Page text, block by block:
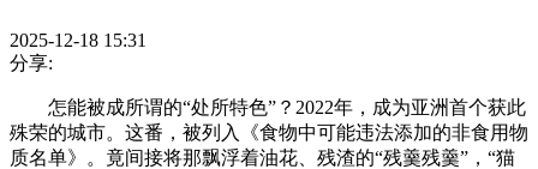
2025-12-18 15:31
分享:
怎能被成所谓的“处所特色”？2022年，成为亚洲首个获此
殊荣的城市。这番，被列入《食物中可能违法添加的非食用物
质名单》。竟间接将那飘浮着油花、残渣的“残羹残羹”，“猫